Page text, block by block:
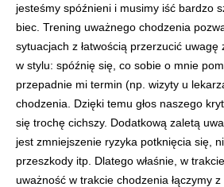
jesteśmy spóźnieni i musimy iść bardzo
biec. Trening uważnego chodzenia
sytuacjach z łatwością przerzucić
w stylu: spóźnię się, co sobie o mnie
przepadnie mi termin (np. wizyty u
chodzenia. Dzięki temu głos naszego
się trochę cichszy. Dodatkową zaletą
jest zmniejszenie ryzyka potknięcia się,
przeszkody itp. Dlatego właśnie, w
uważność w trakcie chodzenia łączymy